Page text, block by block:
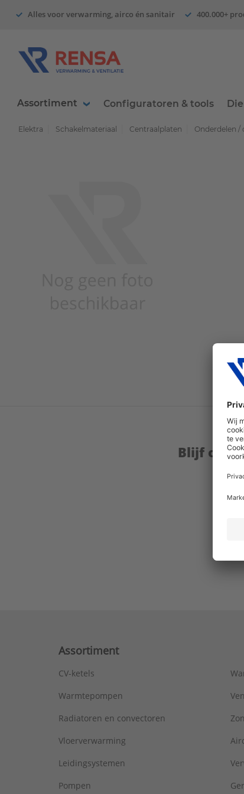
Alles voor verwarming, airco én sanitair 400.000+
Assortiment Configuratoren & tools
Elektra Schakelmateriaal Centraalplaten Onderdelen /
Blijf op
Assortiment
CV-ketels
Warmtepompen
Radiatoren en convectoren
Vloerverwarming
Leidingsystemen
Pompen